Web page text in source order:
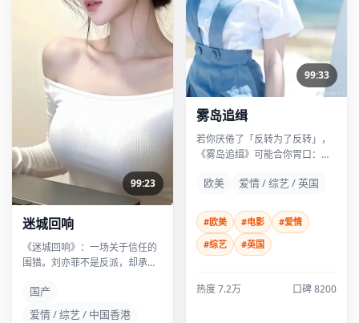
99:23
迷城回响
《迷城回响》：一场关于信任的
围猎。刘亦菲不是反派，却承担
化恶人高级得多。
国产
爱情 / 综艺 / 中国香港
99:33
雾岛追缉
若你厌倦了「反转为了反转」，
《雾岛追缉》可能合你胃口：它
活化，却更危险。
欧美 爱情 / 综艺 / 英国
#欧美 #电影
#爱情
#综艺
#英国
热度7.2万 口碑8200